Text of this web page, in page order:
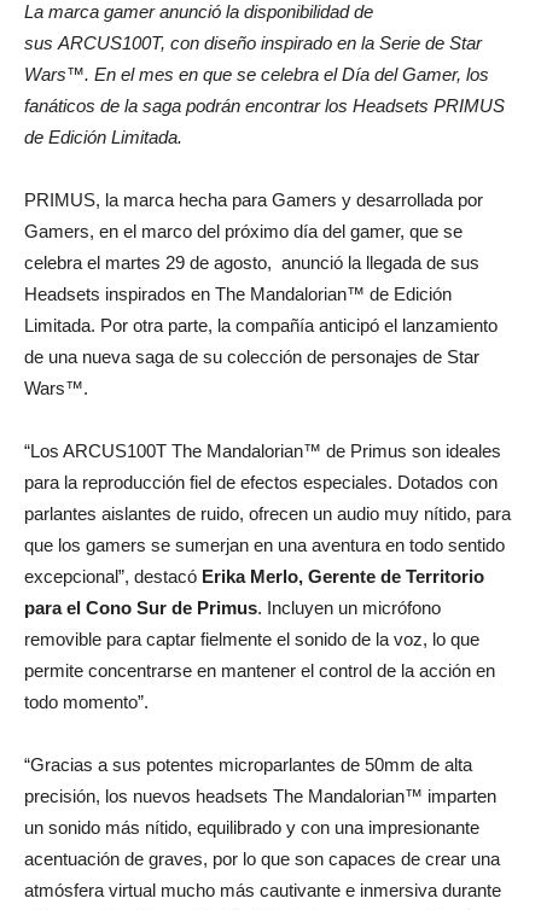
La marca gamer anunció la disponibilidad de
sus ARCUS100T, con diseño inspirado en la Serie de Star
Wars™. En el mes en que se celebra el Día del Gamer, los
fanáticos de la saga podrán encontrar los Headsets PRIMUS
de Edición Limitada.
PRIMUS, la marca hecha para Gamers y desarrollada por
Gamers, en el marco del próximo día del gamer, que se
celebra el martes 29 de agosto, anunció la llegada de sus
Headsets inspirados en The Mandalorian™ de Edición
Limitada. Por otra parte, la compañía anticipó el lanzamiento
de una nueva saga de su colección de personajes de Star
Wars™.
“Los ARCUS100T The Mandalorian™ de Primus son ideales
para la reproducción fiel de efectos especiales. Dotados con
parlantes aislantes de ruido, ofrecen un audio muy nítido, para
que los gamers se sumerjan en una aventura en todo sentido
excepcional”, destacó Erika Merlo, Gerente de Territorio
para el Cono Sur de Primus. Incluyen un micrófono
removible para captar fielmente el sonido de la voz, lo que
permite concentrarse en mantener el control de la acción en
todo momento”.
“Gracias a sus potentes microparlantes de 50mm de alta
precisión, los nuevos headsets The Mandalorian™ imparten
un sonido más nítido, equilibrado y con una impresionante
acentuación de graves, por lo que son capaces de crear una
atmósfera virtual mucho más cautivante e inmersiva durante